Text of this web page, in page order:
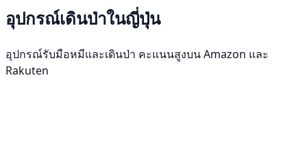
อุปกรณ์เดินป่าในญี่ปุ่น
อุปกรณ์รับมือหมีและเดินป่า คะแนนสูงบน Amazon และ
Rakuten